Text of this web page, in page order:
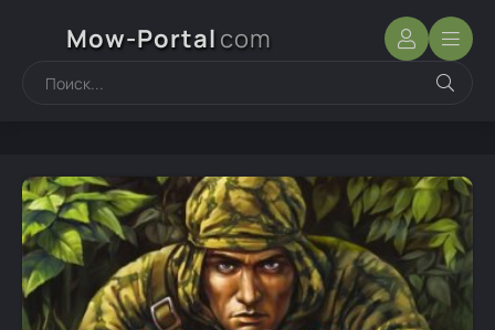
Mow-Portal com